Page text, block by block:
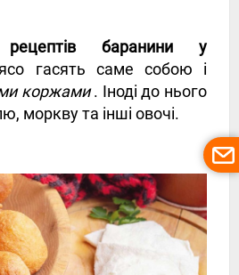
рецептів баранини у
гасять саме собою і
коржами. Іноді до нього
моркву та інші овочі.